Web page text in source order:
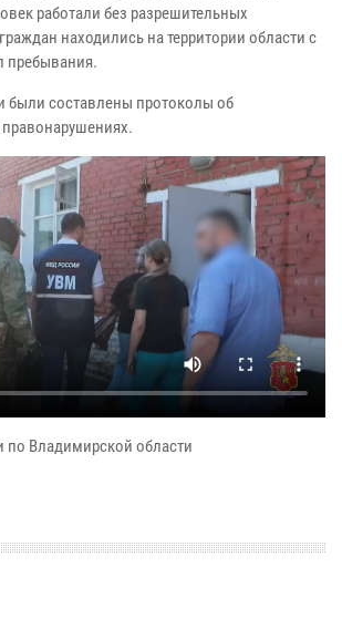
работали без разрешительных
находились на территории области с
пребывания.
были составлены протоколы об
Владимирской области